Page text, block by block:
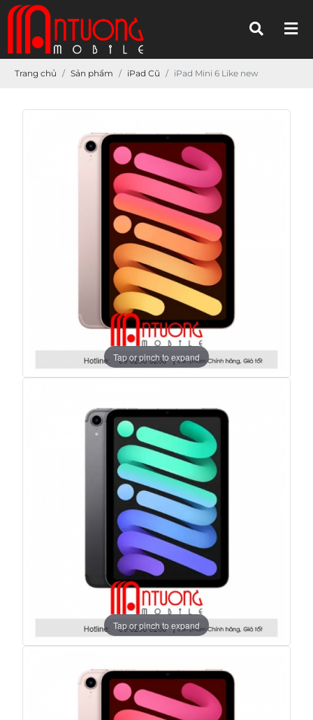
Trang chủ Sản phẩm iPad Cũ iPad Mini 6 Like new
Tap or pinch to expand
Tap or pinch to expand